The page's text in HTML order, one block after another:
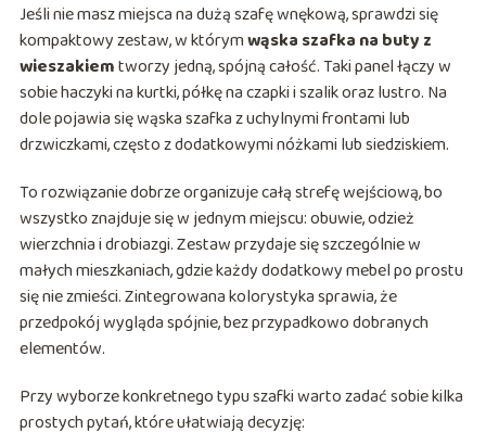
Jeśli nie masz miejsca na dużą szafę wnękową, sprawdzi się
kompaktowy zestaw, w którymwąska szafka na buty z
wieszakiemtworzy jedną, spójną całość. Taki panel łączy w
sobie haczyki na kurtki, półkę na czapki i szalik oraz lustro. Na
dole pojawia się wąska szafka z uchylnymi frontami lub
drzwiczkami, często z dodatkowymi nóżkami lub siedziskiem.
To rozwiązanie dobrze organizuje całą strefę wejściową, bo
wszystko znajduje się w jednym miejscu: obuwie, odzież
wierzchnia i drobiazgi. Zestaw przydaje się szczególnie w
małych mieszkaniach, gdzie każdy dodatkowy mebel po prostu
się nie zmieści. Zintegrowana kolorystyka sprawia, że
przedpokój wygląda spójnie, bez przypadkowo dobranych
elementów.
Przy wyborze konkretnego typu szafki warto zadać sobie kilka
prostych pytań, które ułatwiają decyzję: